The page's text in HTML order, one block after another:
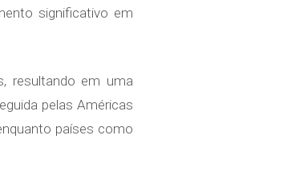
significativo em
resultando em uma
pelas Américas
países como